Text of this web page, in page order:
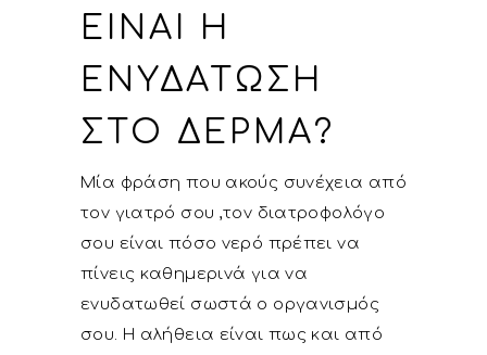
ΕΊΝΑΙ Η
ΕΝΥΔΆΤΩΣΗ
ΣΤΟ ΔΈΡΜΑ?
Μία φράση που ακούς συνέχεια από
τον γιατρό σου ,τον διατροφολόγο
σου είναι πόσο νερό πρέπει να
πίνεις καθημερινά για να
ενυδατωθεί σωστά ο οργανισμός
σου. Η αλήθεια είναι πως και από